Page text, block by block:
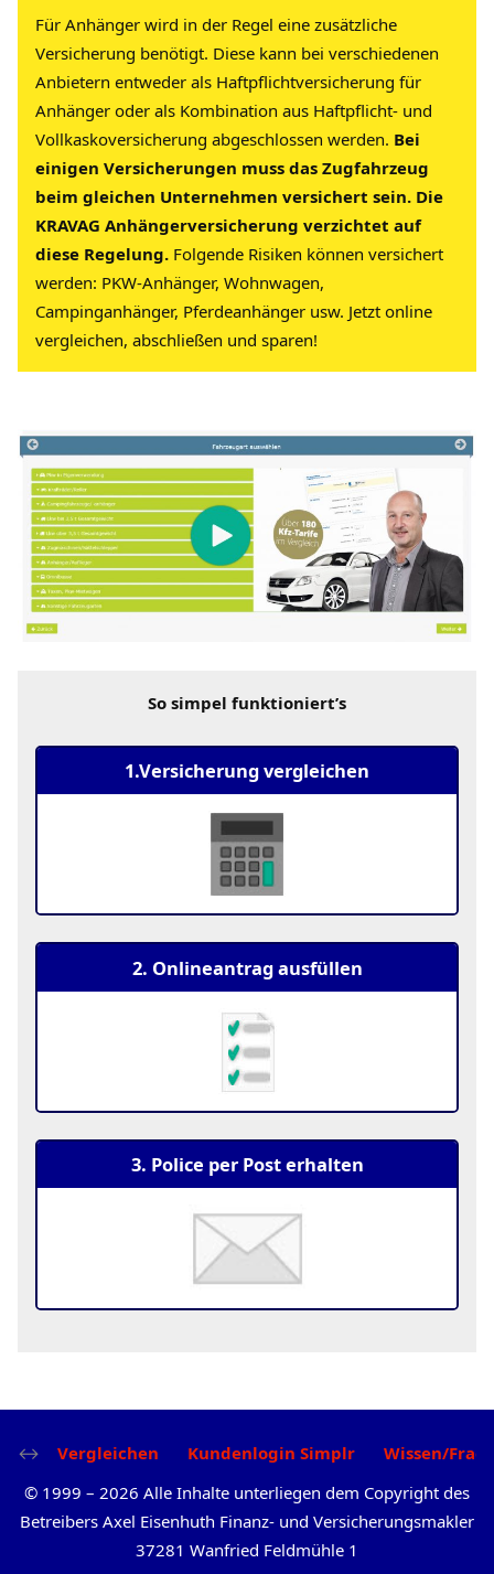
Für Anhänger wird in der Regel eine zusätzliche
Versicherung benötigt. Diese kann bei verschiedenen
Anbietern entweder als Haftpflichtversicherung für
Anhänger oder als Kombination aus Haftpflicht- und
Vollkaskoversicherung abgeschlossen werden. Bei
einigen Versicherungen muss das Zugfahrzeug
beim gleichen Unternehmen versichert sein. Die
KRAVAG Anhängerversicherung verzichtet auf
diese Regelung. Folgende Risiken können versichert
werden: PKW-Anhänger, Wohnwagen,
Campinganhänger, Pferdeanhänger usw. Jetzt online
vergleichen, abschließen und sparen!
So simpel funktioniert’s
1.Versicherung vergleichen
2. Onlineantrag ausfüllen
3. Police per Post erhalten
Vergleichen Kundenlogin Simplr
Wissen/
© 1999 – 2026 Alle Inhalte unterliegen dem Copyright des
Betreibers Axel Eisenhuth Finanz- und Versicherungsmakler
37281 Wanfried Feldmühle 1